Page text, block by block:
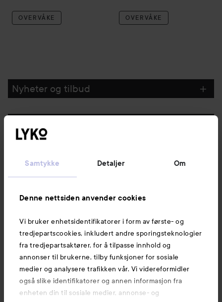
Samtykke Detaljer Om
Denne nettsiden anvender cookies
Vi bruker enhetsidentifikatorer i form av første- og
tredjepartscookies, inkludert andre sporingsteknologier
fra tredjepartsaktører, for å tilpasse innhold og
annonser til brukerne, tilby funksjoner for sosiale
medier og analysere trafikken vår. Vi videreformidler
også slike identifikatorer og annen informasjon fra
enheten din til sosiale medier, annonse- og
OVERVÅKE OVERVÅKE
Nyheter og tilbud
Kundeservice
Informasjon
Også av interesse